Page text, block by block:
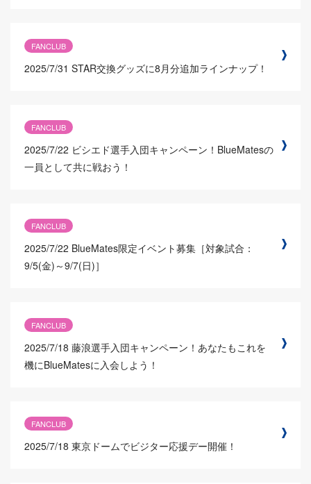
FANCLUB
2025/7/31 STAR交換グッズに8月分追加ラインナップ！
FANCLUB
2025/7/22 ビシエド選手入団キャンペーン！BlueMatesの
一員として共に戦おう！
FANCLUB
2025/7/22 BlueMates限定イベント募集［対象試合：
9/5(金)～9/7(日)］
FANCLUB
2025/7/18 藤浪選手入団キャンペーン！あなたもこれを
機にBlueMatesに入会しよう！
FANCLUB
2025/7/18 東京ドームでビジター応援デー開催！